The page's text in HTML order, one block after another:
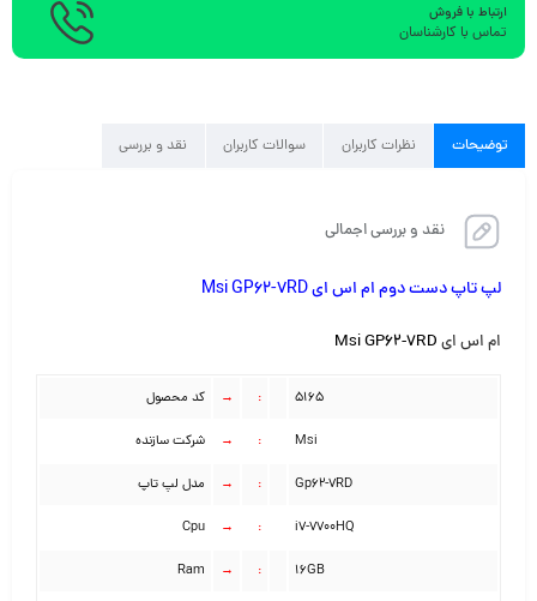
ارتباط با فروش
تماس با کارشناسان
توضیحات نظرات کاربران سوالات کاربران نقد و بررسی
نقد و بررسی اجمالی
لپ تاپ دست دوم ام اس ای Msi GP62-7RD
ام اس ای
۵۱۶۵ :
→ کد محصول
Msi
:
→ شرکت سازنده
Gp62-7RD
:
→ مدل لپ تاپ
i7-7700HQ
:
→
Cpu
۱۶GB :
→
Ram